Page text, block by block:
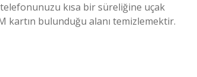
kısa bir süreliğine uçak
kartın bulunduğu alanı temizlemektir.